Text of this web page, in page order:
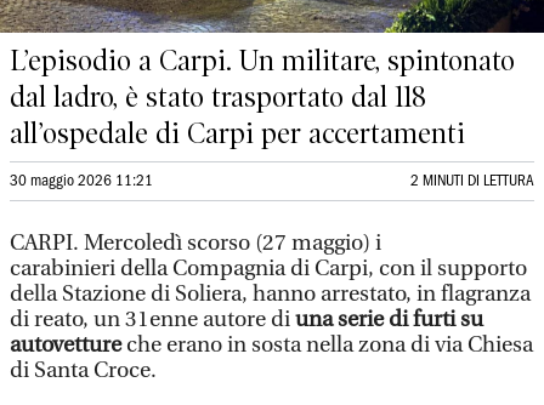
L’episodio a Carpi. Un militare, spintonato
dal ladro, è stato trasportato dal 118
all’ospedale di Carpi per accertamenti
30 maggio 2026 11:21 2 MINUTI DI LETTURA
CARPI. Mercoledì scorso (27 maggio) i
carabinieri della Compagnia di Carpi, con il supporto
della Stazione di Soliera, hanno arrestato, in flagranza
di reato, un 31enne autore diuna serie di furti su
autovettureche erano in sosta nella zona di via Chiesa
di Santa Croce.